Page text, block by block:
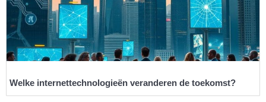
Welke internettechnologieën veranderen de toekomst?